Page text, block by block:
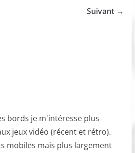
Suivant →
bords je m'intéresse plus
jeux vidéo (récent et rétro).
mobiles mais plus largement